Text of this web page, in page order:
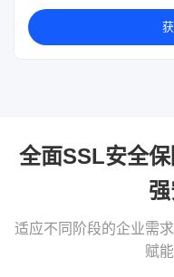
全面SSL安全
适应不同阶段的企业需
赋